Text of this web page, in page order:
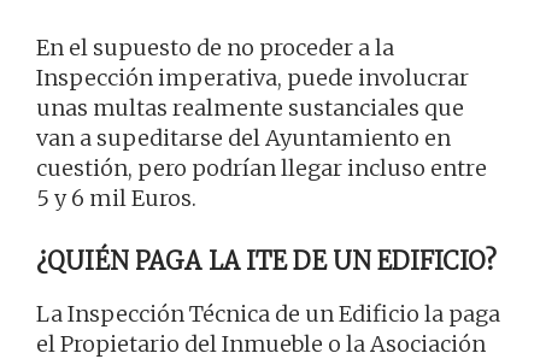
En el supuesto de no proceder a la
Inspección imperativa, puede involucrar
unas multas realmente sustanciales que
van a supeditarse del Ayuntamiento en
cuestión, pero podrían llegar incluso entre
5 y 6 mil Euros.
¿QUIÉN PAGA LA ITE DE UN EDIFICIO?
La Inspección Técnica de un Edificio la paga
el Propietario del Inmueble o la Asociación